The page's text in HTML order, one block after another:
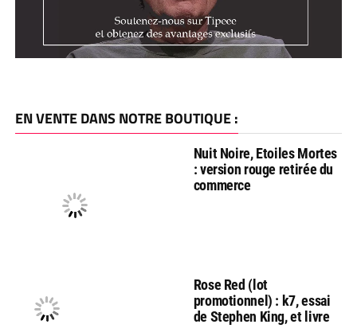
EN VENTE DANS NOTRE BOUTIQUE :
Nuit Noire, Etoiles Mortes
: version rouge retirée du
commerce
Rose Red (lot
promotionnel) : k7, essai
de Stephen King, et livre